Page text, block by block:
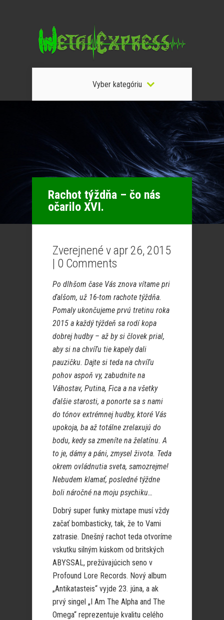
Vyber kategóriu
Rachot týždňa – čo nás
očarilo XVI.
Zverejnené v apr 26, 2015
| 0 Comments
Po dlhšom čase Vás znova vítame pri
ďalšom, už 16-tom rachote týždňa.
Pomaly ukončujeme prvú tretinu roka
2015 a každý týždeň sa rodí kopa
dobrej hudby – až by si človek prial,
aby si na chvíľu tie kapely dali
pauzičku. Dajte si teda na chvíľu
pohov aspoň vy, zabudnite na
Váhostav, Putina, Fica a na všetky
ďalšie starosti, a ponorte sa s nami
do tónov extrémnej hudby, ktoré Vás
upokoja, ba až totálne zrelaxujú do
bodu, kedy sa zmeníte na želatínu. A
to je, dámy a páni, zmysel života. Teda
okrem ovládnutia sveta, samozrejme!
Nebudem klamať, posledné týždne
boli náročné na moju psychiku…
Dobrý super funky mixtape musí vždy
začať bombasticky, tak, že to Vami
zatrasie. Dnešný rachot teda otvoríme
vskutku silným kúskom od britských
ABYSSAL, prežúvajúcich seno v
Profound Lore Records. Nový album
„Antikatasteis“ vyjde 23. júna, a ak
prvý singel „I Am The Alpha and The
Omega“ reprezentuje kvalitu celého